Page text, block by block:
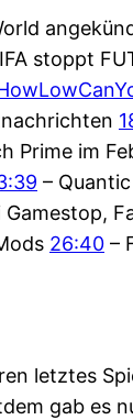
stoppt
Prime im
–
Gamestop,
26:40 –
letztes
gab es